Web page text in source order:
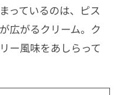
っているのは、ピス
広がるクリーム。ク
ー風味をあしらって